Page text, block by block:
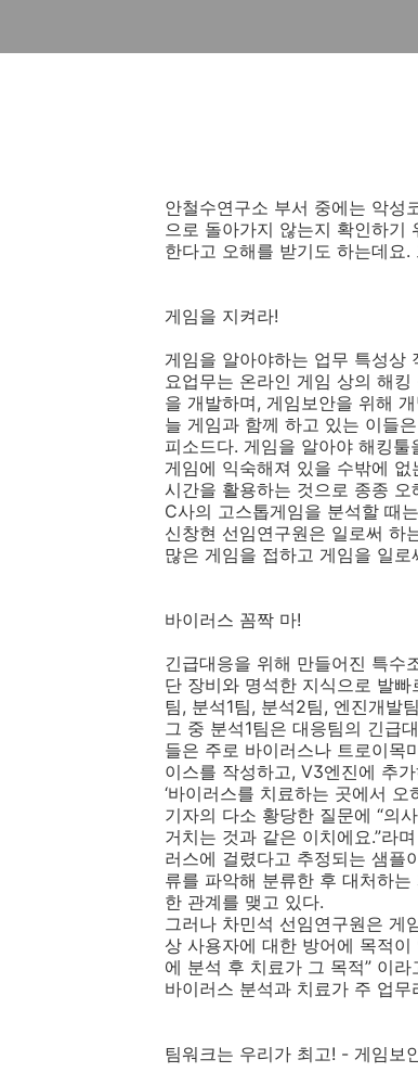
안철수연구소 부서 중에는 악성
으로 돌아가지 않는지 확인하기
한다고 오해를 받기도 하는데요
게임을 지켜라!
게임을 알아야하는 업무 특성상
요업무는 온라인 게임 상의 해
을 개발하며, 게임보안을 위해
늘 게임과 함께 하고 있는 이들
피소드다. 게임을 알아야 해킹
게임에 익숙해져 있을 수밖에
시간을 활용하는 것으로 종종 오
C사의 고스톱게임을 분석할 때
신창현 선임연구원은 일로써 하
많은 게임을 접하고 게임을 일
바이러스 꼼짝 마!
긴급대응을 위해 만들어진 특수
단 장비와 명석한 지식으로 발
팀, 분석1팀, 분석2팀, 엔진개발
그 중 분석1팀은 대응팀의 긴급
들은 주로 바이러스나 트로이목
이스를 작성하고, V3엔진에 추
‘바이러스를 치료하는 곳에서
기자의 다소 황당한 질문에 “의
거치는 것과 같은 이치에요.”라
러스에 걸렸다고 추정되는 샘플
류를 파악해 분류한 후 대처하
한 관계를 맺고 있다.
그러나 차민석 선임연구원은 게
상 사용자에 대한 방어에 목적이
에 분석 후 치료가 그 목적” 이
바이러스 분석과 치료가 주 업무
팀워크는 우리가 최고! - 게임보